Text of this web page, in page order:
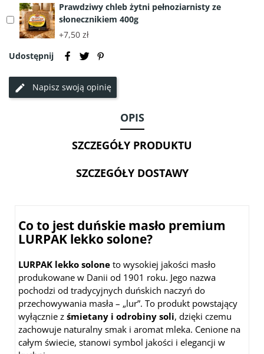
pełnoziarniste
BIO
120g
ALCE
Select
accessory
chleb
pełnoziarnisty
ze
Prawdziwy chleb żytni pełnoziarnisty ze
słonecznikiem 400g
+7,50 zł
Udostępnij
Napisz swoją opinię
OPIS
SZCZEGÓŁY PRODUKTU
SZCZEGÓŁY DOSTAWY
Co to jest duńskie masło premium
LURPAK lekko solone?
LURPAK lekko solone to wysokiej jakości masło
produkowane w Danii od 1901 roku. Jego nazwa
pochodzi od tradycyjnych duńskich naczyń do
przechowywania masła – „lur”. To produkt powstający
wyłącznie z śmietany i odrobiny soli, dzięki czemu
zachowuje naturalny smak i aromat mleka. Cenione na
całym świecie, stanowi symbol jakości i elegancji w